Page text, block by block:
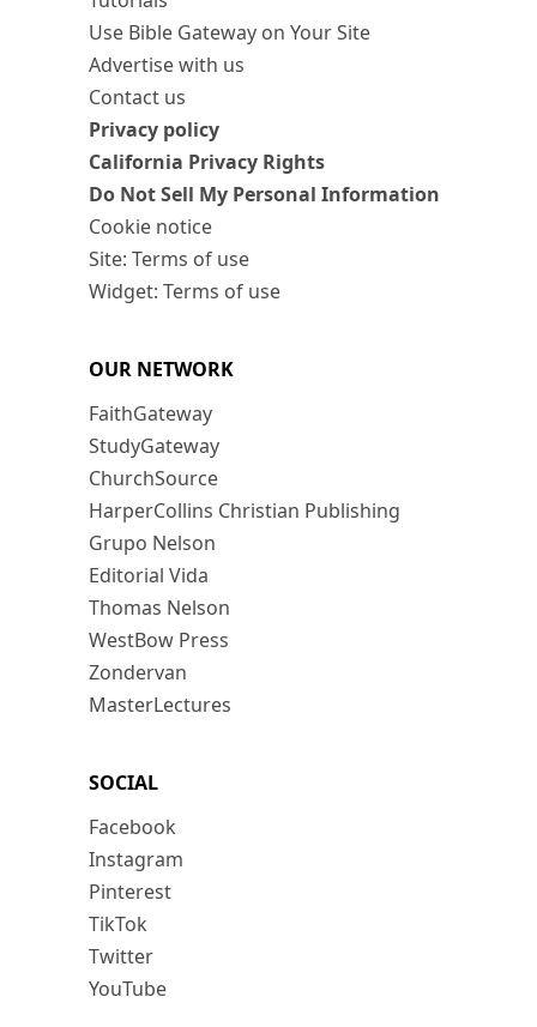
Use Bible Gateway on Your Site
Advertise with us
Contact us
Privacy policy
California Privacy Rights
Do Not Sell My Personal Information
Cookie notice
Site: Terms of use
Widget: Terms of use
OUR NETWORK
FaithGateway
StudyGateway
ChurchSource
HarperCollins Christian Publishing
Grupo Nelson
Editorial Vida
Thomas Nelson
WestBow Press
Zondervan
MasterLectures
SOCIAL
Facebook
Instagram
Pinterest
TikTok
Twitter
YouTube